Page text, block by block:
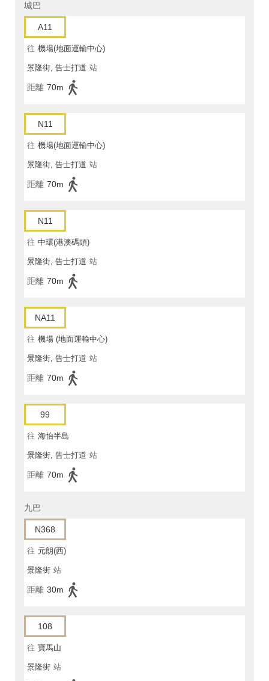
城巴
A11
往 機場(地面運輸中心)
景隆街, 告士打道 站
距離 70m
N11
往 機場(地面運輸中心)
景隆街, 告士打道 站
距離 70m
N11
往 中環(港澳碼頭)
景隆街, 告士打道 站
距離 70m
NA11
往 機場 (地面運輸中心)
景隆街, 告士打道 站
距離 70m
99
往 海怡半島
景隆街, 告士打道 站
距離 70m
九巴
N368
往 元朗(西)
景隆街 站
距離 30m
108
往 寶馬山
景隆街 站